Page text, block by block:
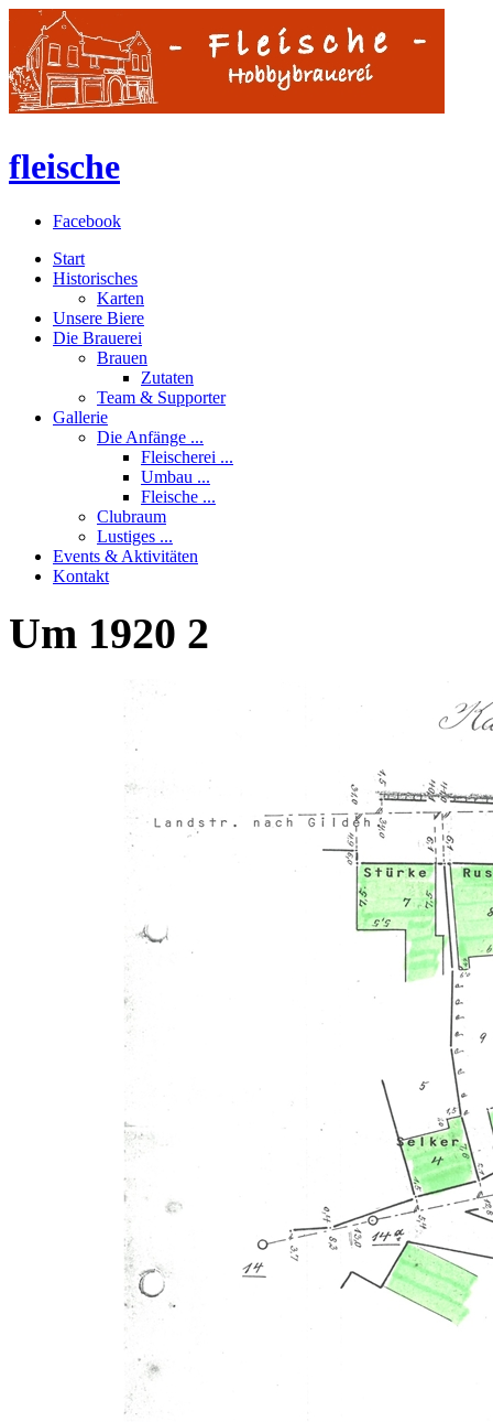
fleische
Facebook
Start
Historisches
Karten
Unsere Biere
Die Brauerei
Brauen
Zutaten
Team & Supporter
Gallerie
Die Anfänge ...
Fleischerei ...
Umbau ...
Fleische ...
Clubraum
Lustiges ...
Events & Aktivitäten
Kontakt
Um 1920 2